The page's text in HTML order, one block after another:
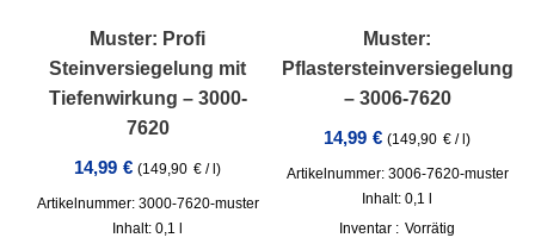
Muster: Profi
Steinversiegelung mit
Tiefenwirkung – 3000-
7620
14,99 € (149,90 € / )
Artikelnummer: 3000-7620-muster
Inhalt: 0,1 l
Muster:
Pflastersteinversiegelung
– 3006-7620
14,99 € (149,90 € / )
Artikelnummer: 3006-7620-muster
Inhalt: 0,1 l
Inventar : Vorrätig